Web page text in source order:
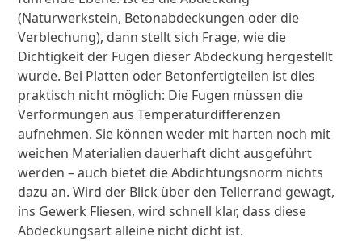
(Naturwerkstein, Betonabdeckungen oder die
Verblechung), dann stellt sich Frage, wie die
Dichtigkeit der Fugen dieser Abdeckung hergestellt
wurde. Bei Platten oder Betonfertigteilen ist dies
praktisch nicht möglich: Die Fugen müssen die
Verformungen aus Temperaturdifferenzen
aufnehmen. Sie können weder mit harten noch mit
weichen Materialien dauerhaft dicht ausgeführt
werden – auch bietet die Abdichtungsnorm nichts
dazu an. Wird der Blick über den Tellerrand gewagt,
ins Gewerk Fliesen, wird schnell klar, dass diese
Abdeckungsart alleine nicht dicht ist.